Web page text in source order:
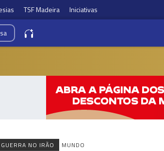
TSF Madeira Iniciativas
GUERRA NO IRÃO MUNDO